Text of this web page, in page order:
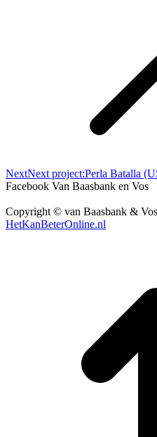
NextNext project:Perla Batalla
Facebook Van Baasbank en Vos
Copyright © van Baasbank &
HetKanBeterOnline.nl